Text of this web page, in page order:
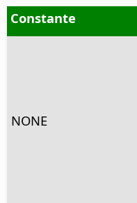
Constante
NONE